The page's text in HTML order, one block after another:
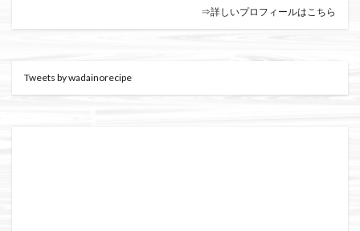
⇒詳しいプロフィールはこちら
Tweets by wadainorecipe